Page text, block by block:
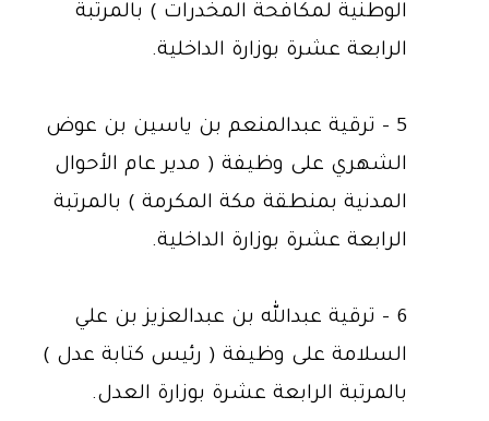
الوطنية لمكافحة المخدرات ) بالمرتبة
الرابعة عشرة بوزارة الداخلية.
5 - ترقية عبدالمنعم بن ياسين بن عوض
الشهري على وظيفة ( مدير عام الأحوال
المدنية بمنطقة مكة المكرمة ) بالمرتبة
الرابعة عشرة بوزارة الداخلية.
6 - ترقية عبدالله بن عبدالعزيز بن علي
السلامة على وظيفة ( رئيس كتابة عدل )
بالمرتبة الرابعة عشرة بوزارة العدل.